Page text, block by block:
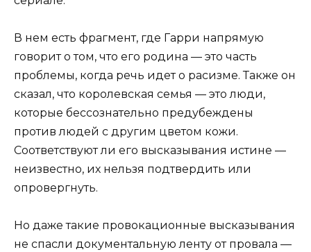
В нем есть фрагмент, где Гарри напрямую
говорит о том, что его родина — это часть
проблемы, когда речь идет о расизме. Также он
сказал, что королевская семья — это люди,
которые бессознательно предубеждены
против людей с другим цветом кожи.
Соответствуют ли его высказывания истине —
неизвестно, их нельзя подтвердить или
опровергнуть.
Но даже такие провокационные высказывания
не спасли документальную ленту от провала —